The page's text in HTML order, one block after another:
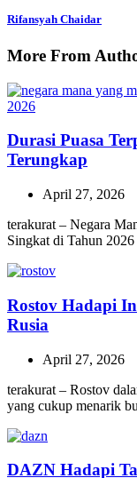
Rifansyah Chaidar
More From
Durasi Puasa
Terungkap
April 27, 2026
terakurat – Negara
Singkat di Tahun
Rostov Hadapi
Rusia
April 27, 2026
terakurat – Rostov
yang cukup menarik
DAZN Hadapi